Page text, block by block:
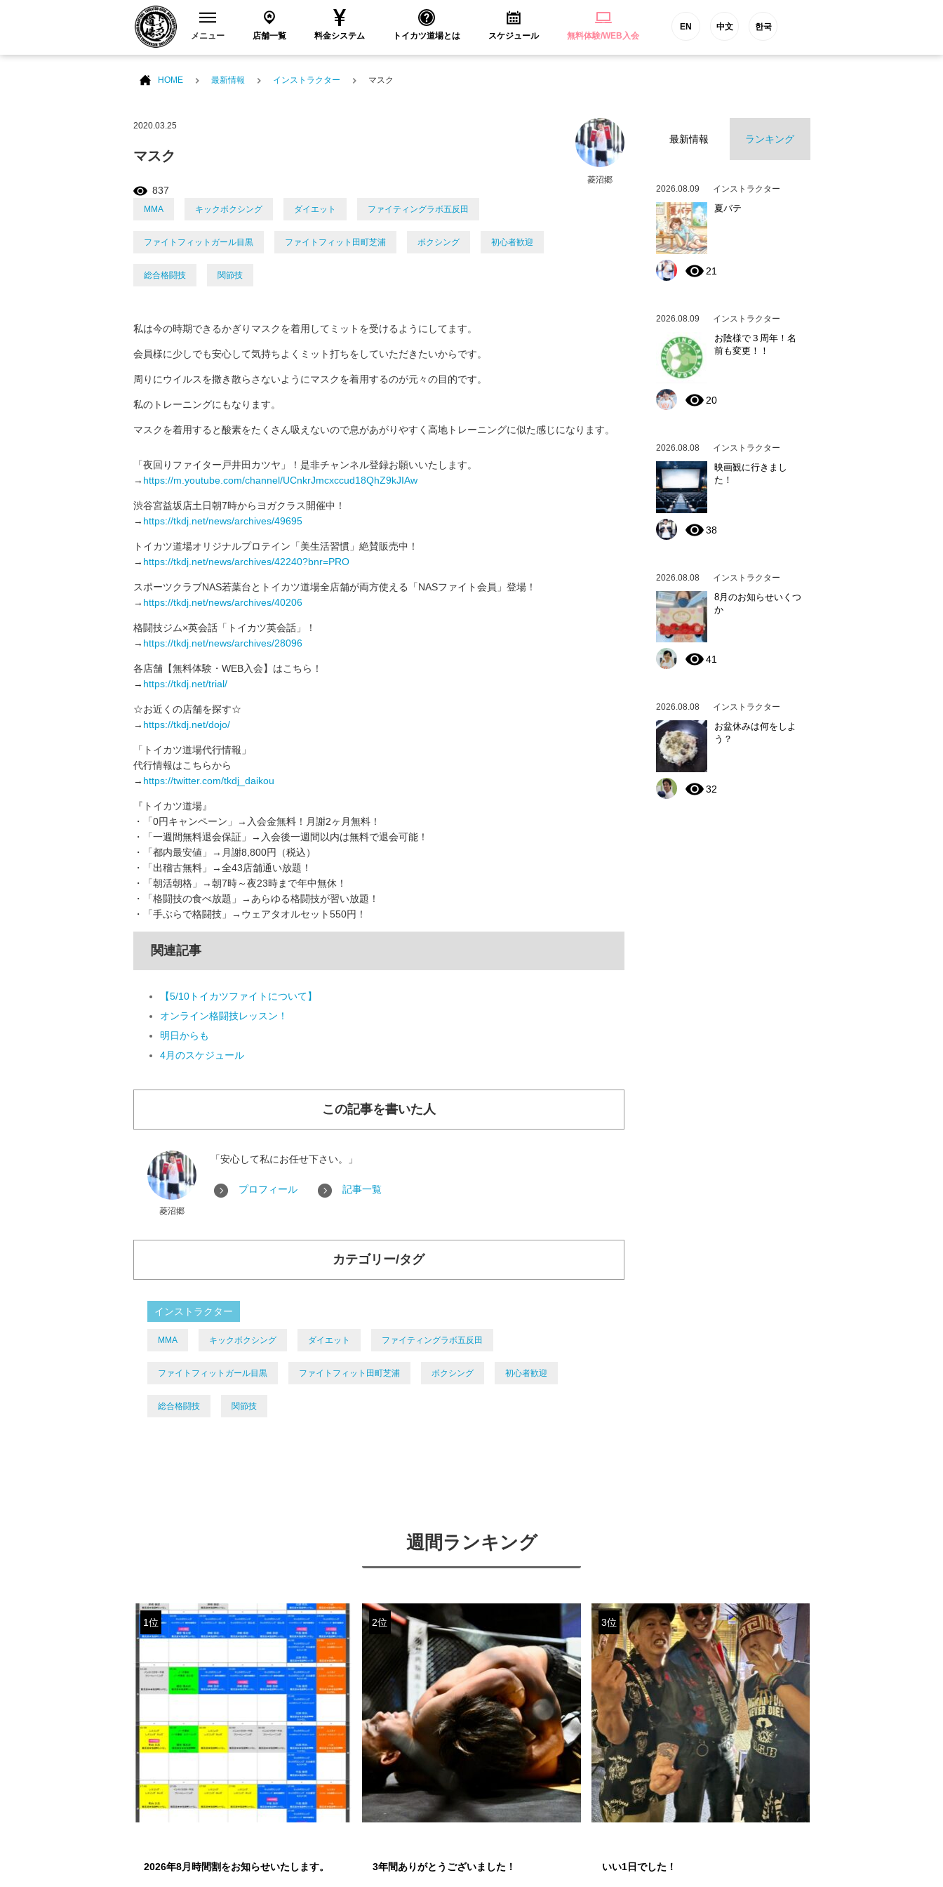
メニュー 店舗一覧 料金システム トイカツ道場とは スケジュール 無料体験/WEB入会
EN 中文 한국
HOME 最新情報 インストラクター マスク
菱沼郷
2020.03.25
マスク
837
MMA キックボクシング ダイエット ファイティングラボ五反田
ファイトフィットガール目黒 ファイトフィット田町芝浦 ボクシング 初心者歓迎
総合格闘技 関節技
私は今の時期できるかぎりマスクを着用してミットを受けるようにしてます。
会員様に少しでも安心して気持ちよくミット打ちをしていただきたいからです。
周りにウイルスを撒き散らさないようにマスクを着用するのが元々の目的です。
私のトレーニングにもなります。
マスクを着用すると酸素をたくさん吸えないので息があがりやすく高地トレーニングに似た感じになります。
「夜回りファイター戸井田カツヤ」！是非チャンネル登録お願いいたします。
→ https://m.youtube.com/channel/UCnkrJmcxccud18QhZ9kJIAw
渋谷宮益坂店土日朝7時からヨガクラス開催中！
→ https://tkdj.net/news/archives/49695
トイカツ道場オリジナルプロテイン「美生活習慣」絶賛販売中！
→ https://tkdj.net/news/archives/42240?bnr=PRO
スポーツクラブNAS若葉台とトイカツ道場全店舗が両方使える「NASファイト会員」登場！
→ https://tkdj.net/news/archives/40206
格闘技ジム×英会話「トイカツ英会話」！
→ https://tkdj.net/news/archives/28096
各店舗【無料体験・WEB入会】はこちら！
→ https://tkdj.net/trial/
☆お近くの店舗を探す☆
→ https://tkdj.net/dojo/
「トイカツ道場代行情報」
代行情報はこちらから
→ https://twitter.com/tkdj_daikou
『トイカツ道場』
・「0円キャンペーン」→入会金無料！月謝2ヶ月無料！
・「一週間無料退会保証」→入会後一週間以内は無料で退会可能！
・「都内最安値」→月謝8,800円（税込）
・「出稽古無料」→全43店舗通い放題！
・「朝活朝格」→朝7時～夜23時まで年中無休！
・「格闘技の食べ放題」→あらゆる格闘技が習い放題！
・「手ぶらで格闘技」→ウェアタオルセット550円！
関連記事
【5/10トイカツファイトについて】
オンライン格闘技レッスン！
明日からも
4月のスケジュール
この記事を書いた人
菱沼郷
「安心して私にお任せ下さい。」
プロフィール 記事一覧
カテゴリー/タグ
インストラクター
MMA キックボクシング ダイエット ファイティングラボ五反田
ファイトフィットガール目黒 ファイトフィット田町芝浦 ボクシング 初心者歓迎
総合格闘技 関節技
最新情報 ランキング
2026.08.09 インストラクター
夏バテ
21
2026.08.09 インストラクター
お陰様で３周年！名
前も変更！！
20
2026.08.08 インストラクター
映画観に行きまし
た！
38
2026.08.08 インストラクター
8月のお知らせいくつ
か
41
2026.08.08 インストラクター
お盆休みは何をしよ
う？
32
週間ランキング
1位
2026年8月時間割をお知らせいたします。
2位
3年間ありがとうございました！
3位
いい1日でした！